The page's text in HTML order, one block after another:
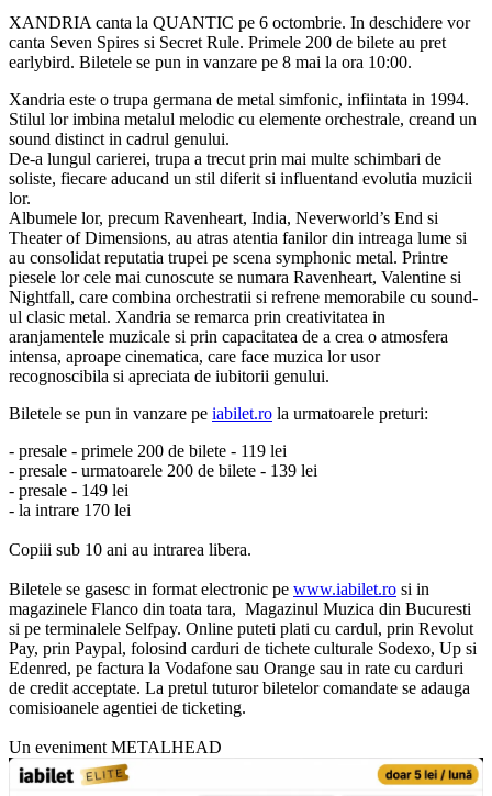
XANDRIA canta la QUANTIC pe 6 octombrie. In deschidere vor
canta Seven Spires si Secret Rule. Primele 200 de bilete au pret
earlybird. Biletele se pun in vanzare pe 8 mai la ora 10:00.
Xandria este o trupa germana de metal simfonic, infiintata in 1994.
Stilul lor imbina metalul melodic cu elemente orchestrale, creand un
sound distinct in cadrul genului.
De-a lungul carierei, trupa a trecut prin mai multe schimbari de
soliste, fiecare aducand un stil diferit si influentand evolutia muzicii
lor.
Albumele lor, precum Ravenheart, India, Neverworld’s End si
Theater of Dimensions, au atras atentia fanilor din intreaga lume si
au consolidat reputatia trupei pe scena symphonic metal. Printre
piesele lor cele mai cunoscute se numara Ravenheart, Valentine si
Nightfall, care combina orchestratii si refrene memorabile cu sound-
ul clasic metal. Xandria se remarca prin creativitatea in
aranjamentele muzicale si prin capacitatea de a crea o atmosfera
intensa, aproape cinematica, care face muzica lor usor
recognoscibila si apreciata de iubitorii genului.
Biletele se pun in vanzare pe iabilet.ro la urmatoarele preturi:
- presale - primele 200 de bilete - 119 lei
- presale - urmatoarele 200 de bilete - 139 lei
- presale - 149 lei
- la intrare 170 lei
Copiii sub 10 ani au intrarea libera.
Biletele se gasesc in format electronic pe www.iabilet.ro si in
magazinele Flanco din toata tara, Magazinul Muzica din Bucuresti
si pe terminalele Selfpay. Online puteti plati cu cardul, prin Revolut
Pay, prin Paypal, folosind carduri de tichete culturale Sodexo, Up si
Edenred, pe factura la Vodafone sau Orange sau in rate cu carduri
de credit acceptate. La pretul tuturor biletelor comandate se adauga
comisioanele agentiei de ticketing.
Un eveniment METALHEAD